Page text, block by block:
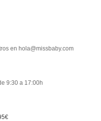
en hola@missbaby.com
9:30 a 17:00h